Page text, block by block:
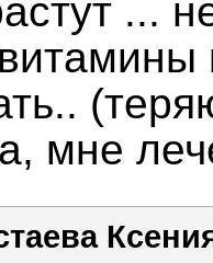
...
мне